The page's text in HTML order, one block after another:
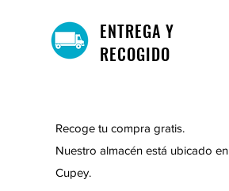
ENTREGA Y
RECOGIDO
Recoge tu compra gratis.
Nuestro almacén está ubicado en
Cupey.